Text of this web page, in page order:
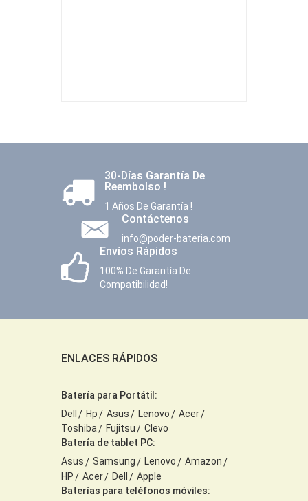
30-Días Garantía De
Reembolso !
1 Años De Garantía !
Contáctenos
info@poder-bateria.com
Envíos Rápidos
100% De Garantía De
Compatibilidad!
ENLACES RÁPIDOS
Batería para Portátil:
Dell
Hp Asus Lenovo
Acer
Toshiba
Fujitsu
Clevo
Batería de tablet PC:
Asus
Samsung Lenovo
Amazon
HP
Acer Dell
Apple
Baterías para teléfonos móviles: